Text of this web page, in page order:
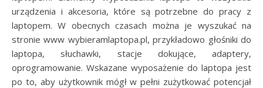
urządzenia i akcesoria, które są potrzebne do pracy z
laptopem. W obecnych czasach można je wyszukać na
stronie www wybieramlaptopa.pl, przykładowo głośniki do
laptopa, słuchawki, stacje dokujące, adaptery,
oprogramowanie. Wskazane wyposażenie do laptopa jest
po to, aby użytkownik mógł w pełni zużytkować potencjał